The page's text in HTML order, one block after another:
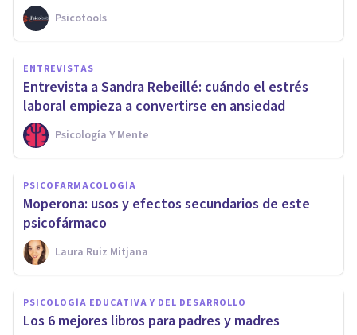
Psicotools
ENTREVISTAS
Entrevista a Sandra Rebeillé: cuándo el estrés
laboral empieza a convertirse en ansiedad
Psicología Y Mente
PSICOFARMACOLOGÍA
Moperona: usos y efectos secundarios de este
psicofármaco
Laura Ruiz Mitjana
PSICOLOGÍA EDUCATIVA Y DEL DESARROLLO
Los 6 mejores libros para padres y madres